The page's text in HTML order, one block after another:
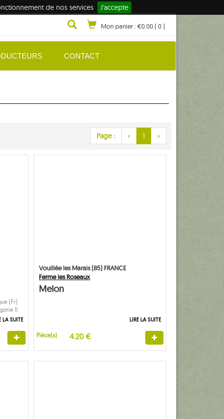
de nos services J'accepte
Mon panier : €0.00( 0 )
CONTACT
Page : « 1 »
(Fr)
II
LA SUITE
Vouillée les Marais (85) FRANCE
Ferme les Roseaux
Melon
LIRE LA SUITE
Pièce(s) 4.20 €